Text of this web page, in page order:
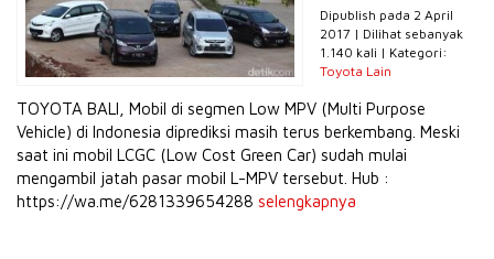
Dipublish pada 2 April
2017 | Dilihat sebanyak
1.140 kali | Kategori:
Toyota Lain
TOYOTA BALI, Mobil di segmen Low MPV (Multi Purpose
Vehicle) di Indonesia diprediksi masih terus berkembang. Meski
saat ini mobil LCGC (Low Cost Green Car) sudah mulai
mengambil jatah pasar mobil L-MPV tersebut. Hub :
https://wa.me/6281339654288 selengkapnya